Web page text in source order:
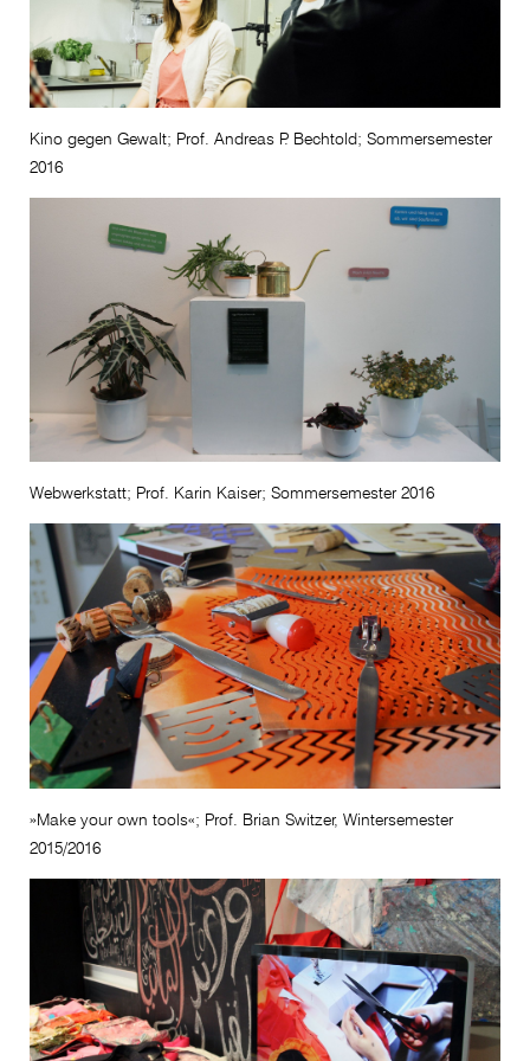
Kino gegen Gewalt; Prof. Andreas P. Bechtold; Sommersemester
2016
Webwerkstatt; Prof. Karin Kaiser; Sommersemester 2016
»Make your own tools«; Prof. Brian Switzer, Wintersemester
2015/2016